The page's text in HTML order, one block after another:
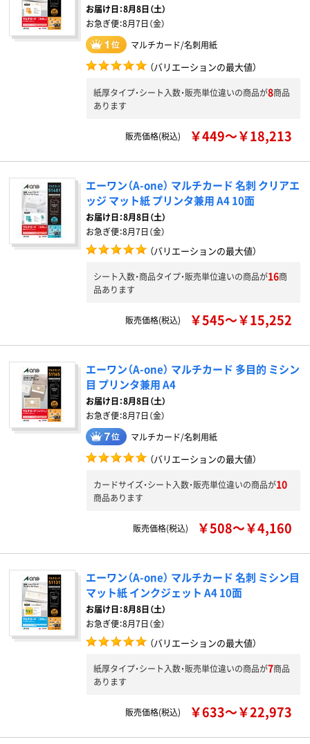
お届け日：8月8日（土）
お急ぎ便：8月7日（金）
マルチカード/名刺用紙
（バリエーションの最大値）
紙厚タイプ・シート入数・販売単位違いの商品が8商品
あります
販売価格(税込) ￥449～￥18,213
エーワン（A-one） マルチカード 名刺 クリアエ
ッジ マット紙 プリンタ兼用 A4 10面
お届け日：8月8日（土）
お急ぎ便：8月7日（金）
（バリエーションの最大値）
シート入数・商品タイプ・販売単位違いの商品が16商
品あります
販売価格(税込) ￥545～￥15,252
エーワン（A-one） マルチカード 多目的 ミシン
目 プリンタ兼用 A4
お届け日：8月8日（土）
お急ぎ便：8月7日（金）
マルチカード/名刺用紙
（バリエーションの最大値）
カードサイズ・シート入数・販売単位違いの商品が10
商品あります
販売価格(税込) ￥508～￥4,160
エーワン（A-one） マルチカード 名刺 ミシン目
マット紙 インクジェット A4 10面
お届け日：8月8日（土）
お急ぎ便：8月7日（金）
（バリエーションの最大値）
紙厚タイプ・シート入数・販売単位違いの商品が7商品
あります
販売価格(税込) ￥633～￥22,973